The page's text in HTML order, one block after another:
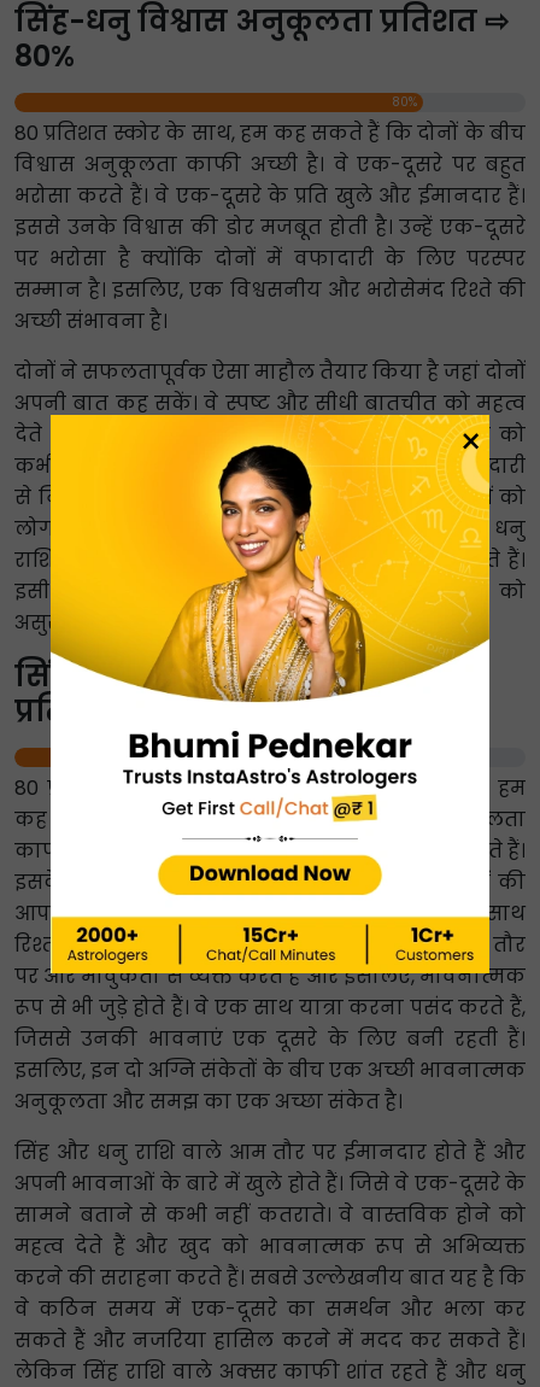
सिंह-धनु विश्वास अनुकूलता प्रतिशत ⇨
80%
80%
80 प्रतिशत स्कोर के साथ, हम कह सकते हैं कि दोनों के बीच
विश्वास अनुकूलता काफी अच्छी है। वे एक-दूसरे पर बहुत
भरोसा करते हैं। वे एक-दूसरे के प्रति खुले और ईमानदार हैं।
इससे उनके विश्वास की डोर मजबूत होती है। उन्हें एक-दूसरे
पर भरोसा है क्योंकि दोनों में वफादारी के लिए परस्पर
सम्मान है। इसलिए, एक विश्वसनीय और भरोसेमंद रिश्ते की
अच्छी संभावना है।
दोनों ने सफलतापूर्वक ऐसा माहौल तैयार किया है जहां दोनों
अपनी बात कह सकें। वे स्पष्ट और सीधी बातचीत को महत्व
देते हैं। यह ध्यान रखना महत्वपूर्ण है कि उनके भरोसे को
कभी-कभी चुनौती दी जा सकती है और उन्हें इससे समझदारी
से निपटने के लिए तैयार रहना चाहिए। सिंह राशि वालों को
लोगों का ध्यान आकर्षित करने की जरूरत के कारण धनु
राशि वाले उनके प्यार या विश्वास पर सवाल उठा सकते हैं।
इसी तरह, धनु राशि की समय की आवश्यकता सिंह को
असुरक्षित या संदेह महसूस करा सकती है।
सिंह-धनु भावनात्मक अनुकूलता
प्रतिशत ⇨ 80%
80%
80 प्रतिशत के भावनात्मक अनुकूलता स्कोर के साथ, हम
कह सकते हैं कि दोनों के बीच भावनात्मक अनुकूलता
काफी बढ़िया है। वे एक-दूसरे के सपनों का समर्थन करते हैं।
इसके साथ ही उनमें एक-दूसरे की जरूरतों और चाहतों की
आपसी समझ भी होती है। इससे उनका एक-दूसरे के साथ
रिश्ता और मजबूत होता है। वे अपनी भावनाओं को खुले तौर
पर और भावुकता से व्यक्त करते हैं और इसलिए, भावनात्मक
रूप से भी जुड़े होते हैं। वे एक साथ यात्रा करना पसंद करते हैं,
जिससे उनकी भावनाएं एक दूसरे के लिए बनी रहती हैं।
इसलिए, इन दो अग्नि संकेतों के बीच एक अच्छी भावनात्मक
अनुकूलता और समझ का एक अच्छा संकेत है।
सिंह और धनु राशि वाले आम तौर पर ईमानदार होते हैं और
अपनी भावनाओं के बारे में खुले होते हैं। जिसे वे एक-दूसरे के
सामने बताने से कभी नहीं कतराते। वे वास्तविक होने को
महत्व देते हैं और खुद को भावनात्मक रूप से अभिव्यक्त
करने की सराहना करते हैं। सबसे उल्लेखनीय बात यह है कि
वे कठिन समय में एक-दूसरे का समर्थन और भला कर
सकते हैं और नजरिया हासिल करने में मदद कर सकते हैं।
लेकिन सिंह राशि वाले अक्सर काफी शांत रहते हैं और धनु
×